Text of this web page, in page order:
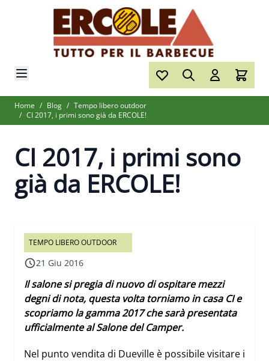
Salta al contenuto
Home / Blog / Tempo libero outdoor
/ CI 2017, i primi sono già da ERCOLE!
CI 2017, i primi sono
già da ERCOLE!
TEMPO LIBERO OUTDOOR
21 Giu 2016
Il salone si pregia di nuovo di ospitare mezzi
degni di nota, questa volta torniamo in casa CI e
scopriamo la gamma 2017 che sarà presentata
ufficialmente alSalone del Camper.
Nel punto vendita di Dueville è possibile visitare i